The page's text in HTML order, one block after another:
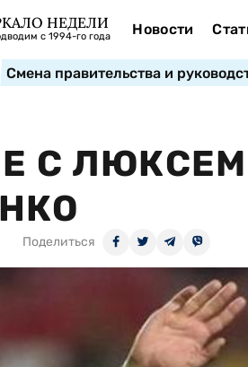
НЕДЕЛИ
с 1994-го года Новости
Смена правительства и
С
Поделиться